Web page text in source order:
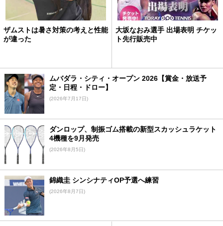
ザムストは暑さ対策の考えと性能
が違った
大坂なおみ選手 出場表明 チケッ
ト先行販売中
ムバダラ・シティ・オープン 2026【賞金・放送予
定・日程・ドロー】
(2026年7月17日)
ダンロップ、制振ゴム搭載の新型スカッシュラケット
4機種を9月発売
(2026年8月5日)
錦織圭 シンシナティOP予選へ練習
(2026年8月7日)